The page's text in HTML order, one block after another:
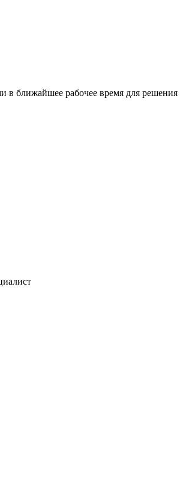
ближайшее рабочее время для